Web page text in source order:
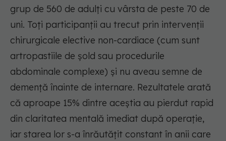
grup de 560 de adulți cu vârsta de peste 70 de
uni. Toți participanții au trecut prin intervenții
chirurgicale elective non-cardiace (cum sunt
artropastiile de șold sau procedurile
abdominale complexe) și nu aveau semne de
demență înainte de internare. Rezultatele arată
că aproape 15% dintre aceștia au pierdut rapid
din claritatea mentală imediat după operație,
iar starea lor s-a înrăutățit constant în anii care